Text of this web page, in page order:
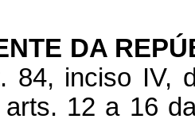
DA
84, inciso IV,
12 a 16